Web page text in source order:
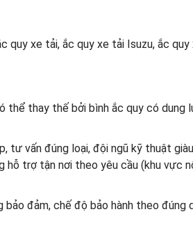
xe tải, ắc quy xe tải Isuzu, ắc quy
thể thay thế bởi bình ắc quy có dung
tư vấn đúng loại, đội ngũ kỹ thuật
trợ tận nơi theo yêu cầu (khu vực
đảm, chế độ bảo hành theo đúng